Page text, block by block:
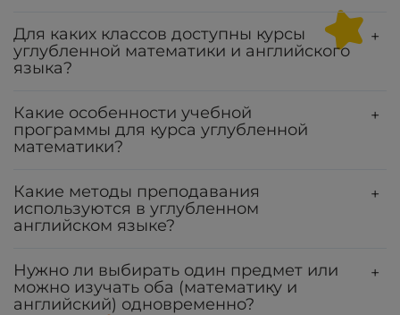
Для каких классов доступны курсы
углубленной математики и английского
языка?
+
Какие особенности учебной
программы для курса углубленной
математики?
+
Какие методы преподавания
используются в углубленном
английском языке?
+
Нужно ли выбирать один предмет или
можно изучать оба (математику и
английский) одновременно?
+